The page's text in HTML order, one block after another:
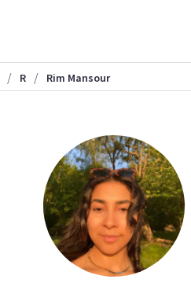
/ R / Rim Mansour